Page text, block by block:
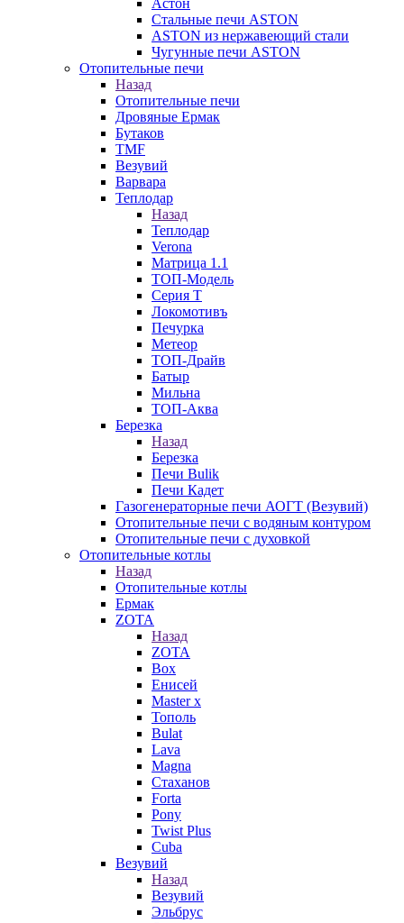
Астон
Стальные печи ASTON
ASTON из нержавеющий стали
Чугунные печи ASTON
Отопительные печи
Назад
Отопительные печи
Дровяные Ермак
Бутаков
TMF
Везувий
Варвара
Теплодар
Назад
Теплодар
Verona
Матрица 1.1
ТОП-Модель
Серия Т
Локомотивъ
Печурка
Метеор
ТОП-Драйв
Батыр
Мильна
ТОП-Аква
Березка
Назад
Березка
Печи Bulik
Печи Кадет
Газогенераторные печи АОГТ (Везувий)
Отопительные печи с водяным контуром
Отопительные печи с духовкой
Отопительные котлы
Назад
Отопительные котлы
Ермак
ZOTA
Назад
ZOTA
Box
Енисей
Master x
Тополь
Bulat
Lava
Magna
Стаханов
Forta
Pony
Twist Plus
Cuba
Везувий
Назад
Везувий
Эльбрус